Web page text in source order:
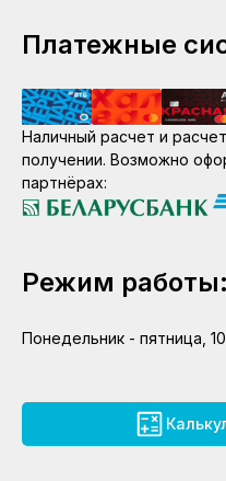
Платежные
Наличный расчет и
получении. Возможно
партнёрах:
Режим работы:
Понедельник - пятница,